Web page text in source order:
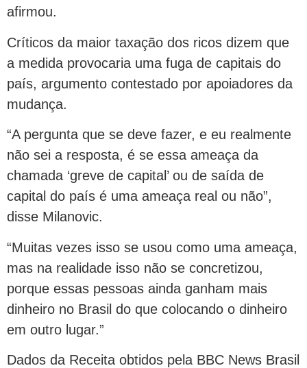
afirmou.
Críticos da maior taxação dos ricos dizem que
a medida provocaria uma fuga de capitais do
país, argumento contestado por apoiadores da
mudança.
“A pergunta que se deve fazer, e eu realmente
não sei a resposta, é se essa ameaça da
chamada ‘greve de capital’ ou de saída de
capital do país é uma ameaça real ou não”,
disse Milanovic.
“Muitas vezes isso se usou como uma ameaça,
mas na realidade isso não se concretizou,
porque essas pessoas ainda ganham mais
dinheiro no Brasil do que colocando o dinheiro
em outro lugar.”
Dados da Receita obtidos pela BBC News Brasil